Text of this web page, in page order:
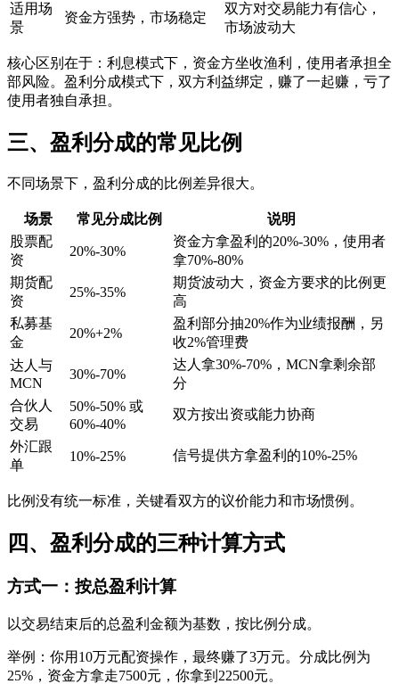
适用场
景
资金方强势，市场稳定
双方对交易能力有信心，
市场波动大
核心区别在于：利息模式下，资金方坐收渔利，使用者承担全
部风险。盈利分成模式下，双方利益绑定，赚了一起赚，亏了
使用者独自承担。
三、盈利分成的常见比例
不同场景下，盈利分成的比例差异很大。
场景 常见分成比例
说明
股票配
资
20%-30%
资金方拿盈利的20%-30%，使用者
拿70%-80%
期货配
资
25%-35%
期货波动大，资金方要求的比例更
高
私募基
金
20%+2%
盈利部分抽20%作为业绩报酬，另
收2%管理费
达人与
MCN
30%-70%
达人拿30%-70%，MCN拿剩余部
分
合伙人
交易
50%-50% 或
60%-40%
双方按出资或能力协商
外汇跟
单
10%-25% 信号提供方拿盈利的10%-25%
比例没有统一标准，关键看双方的议价能力和市场惯例。
四、盈利分成的三种计算方式
方式一：按总盈利计算
以交易结束后的总盈利金额为基数，按比例分成。
举例：你用10万元配资操作，最终赚了3万元。分成比例为
25%，资金方拿走7500元，你拿到22500元。